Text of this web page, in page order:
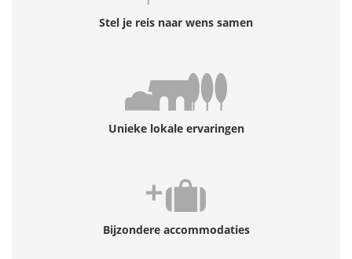
Stel je reis naar wens samen
Unieke lokale ervaringen
Bijzondere accommodaties